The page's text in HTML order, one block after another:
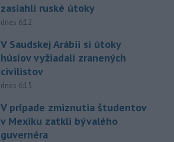
zasiahli ruské útoky
dnes 6:12
V Saudskej Arábii si útoky
húsíov vyžiadali zranených
civilistov
dnes 6:15
V prípade zmiznutia študentov
v Mexiku zatkli bývalého
guvernéra